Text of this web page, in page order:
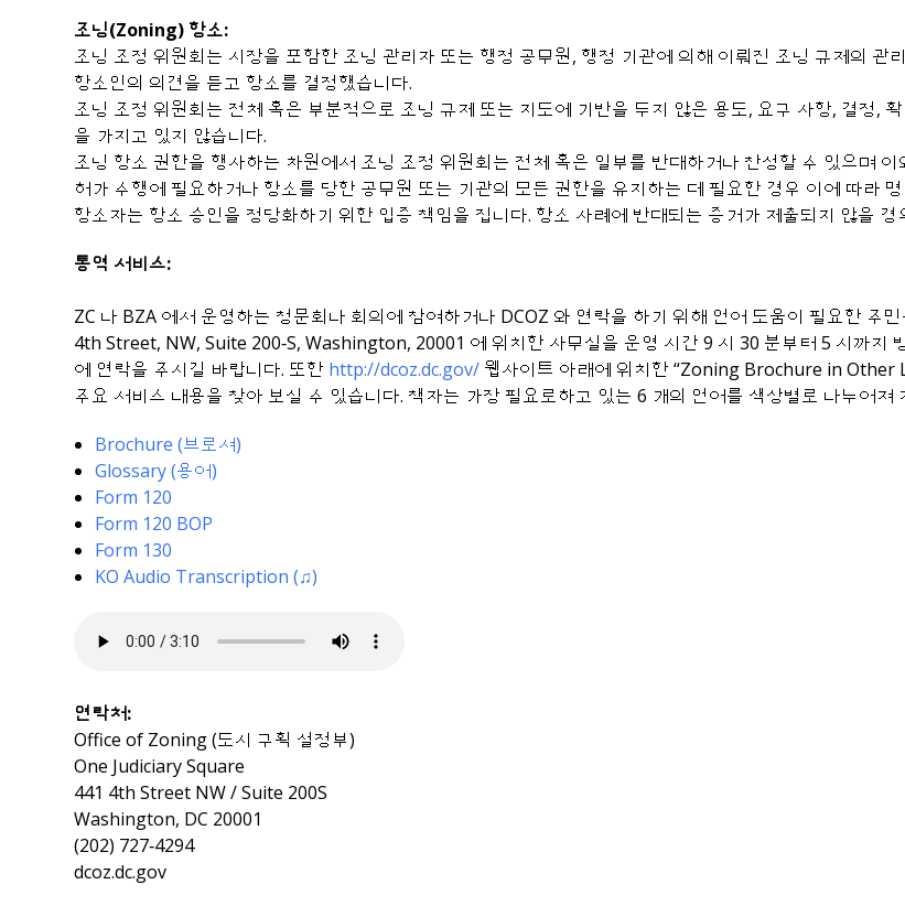
조닝(Zoning) 항소:
조닝 조정 위원회는 시장을 포함한 조닝 관리자 또는 행정 공무원, 행정 기관에 의해 이뤄진 조닝 규제의
항소인의 의견을 듣고 항소를 결정했습니다.
조닝 조정 위원회는 전체 혹은 부분적으로 조닝 규제 또는 지도에 기반을 두지 않은 용도, 요구 사항, 결정,
을 가지고 있지 않습니다.
조닝 항소 권한을 행사하는 차원에서 조닝 조정 위원회는 전체 혹은 일부를 반대하거나 찬성할 수 있으며
허가 수행에 필요하거나 항소를 당한 공무원 또는 기관의 모든 권한을 유지하는 데 필요한 경우 이에 따라
항소자는 항소 승인을 정당화하기 위한 입증 책임을 집니다. 항소 사례에 반대되는 증거가 제출되지 않을
통역 서비스:
ZC 나 BZA 에서 운영하는 청문회나 회의에 참여하거나 DCOZ 와 연락을 하기 위해 언어 도움이 필요한 주
4th Street, NW, Suite 200‐S, Washington, 20001 에 위치한 사무실을 운영 시간 9 시 30 분부터 5 시까지
에 연락을 주시길 바랍니다. 또한 http://dcoz.dc.gov/ 웹사이트 아래에 위치한 “Zoning Brochure in Other
주요 서비스 내용을 찾아 보실 수 있습니다. 책자는 가장 필요로하고 있는 6 개의 언어를 색상별로 나누어져
Brochure (브로셔)
Glossary (용어)
Form 120
Form 120 BOP
Form 130
KO Audio Transcription (♫)
연락처:
Office of Zoning (도시 구획 설정부)
One Judiciary Square
441 4th Street NW / Suite 200S
Washington, DC 20001
(202) 727‐4294
dcoz.dc.gov